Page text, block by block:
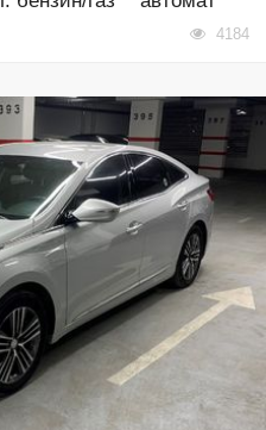
4184